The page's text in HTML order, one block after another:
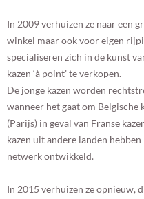
In 2009 verhuizen ze naar een
winkel maar ook voor eigen
specialiseren zich in de kunst
kazen ‘à point’ te verkopen.
De jonge kazen worden
wanneer het gaat om Belgische
(Parijs) in geval van Franse
kazen uit andere landen
netwerk ontwikkeld.
In 2015 verhuizen ze opnieuw,